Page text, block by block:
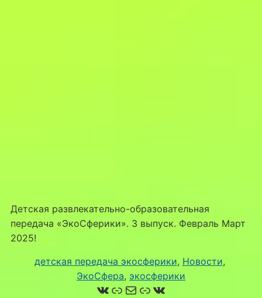
Детская развлекательно-образовательная
передача «ЭкоСферики». 3 выпуск. Февраль Март
2025!
детская передача экосферики, Новости
ЭкоСфера, экосферики
ВКонтакте
Ссылка
Почта
Ссылка
ВКонтакте